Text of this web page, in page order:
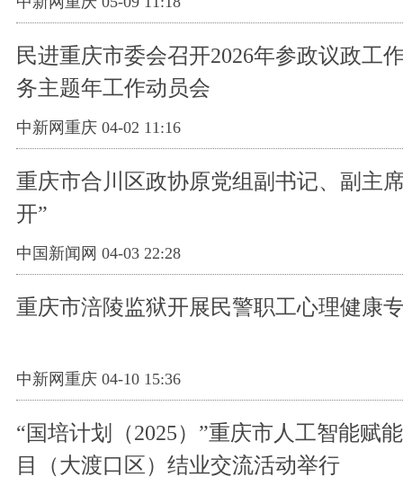
民进重庆市委会召开2026年参政议政工
务主题年工作动员会
中新网重庆 04-02 11:16
重庆市合川区政协原党组副书记、副主
开”
中国新闻网 04-03 22:28
重庆市涪陵监狱开展民警职工心理健康
中新网重庆 04-10 15:36
“国培计划（2025）”重庆市人工智能赋
目（大渡口区）结业交流活动举行